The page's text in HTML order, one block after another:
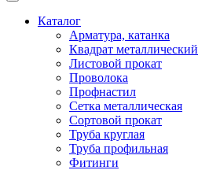
Каталог
Арматура, катанка
Квадрат металлический
Листовой прокат
Проволока
Профнастил
Сетка металлическая
Сортовой прокат
Труба круглая
Труба профильная
Фитинги